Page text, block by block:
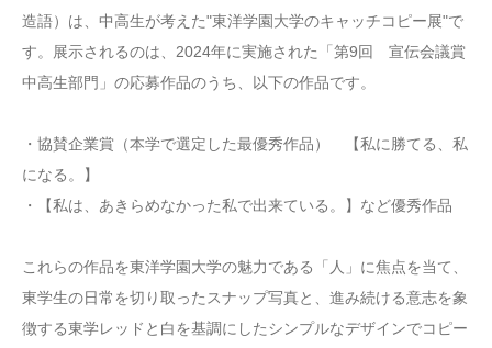
造語）は、中高生が考えた"東洋学園大学のキャッチコピー展"で
す。展示されるのは、2024年に実施された「第9回 宣伝会議賞
中高生部門」の応募作品のうち、以下の作品です。
・協賛企業賞（本学で選定した最優秀作品） 【私に勝てる、私
になる。】
・【私は、あきらめなかった私で出来ている。】など優秀作品
これらの作品を東洋学園大学の魅力である「人」に焦点を当て、
東学生の日常を切り取ったスナップ写真と、進み続ける意志を象
徴する東学レッドと白を基調にしたシンプルなデザインでコピー